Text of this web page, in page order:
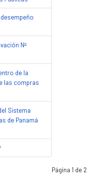
Nº
de la
las compras
Sistema
de Panamá
Página 1 de 2